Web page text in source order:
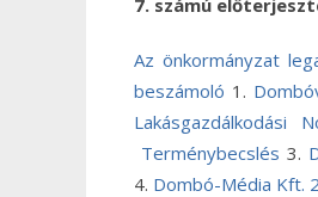
Az önkormányzat
beszámoló 1.
Lakásgazdálkodási
Terménybecslés 3.
4. Dombó-Média Kft.